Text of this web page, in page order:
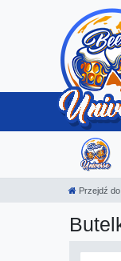
Przejdź